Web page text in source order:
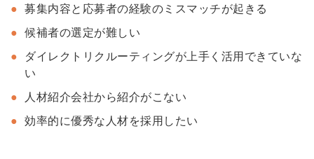
募集内容と応募者の経験のミスマッチが起きる
候補者の選定が難しい
ダイレクトリクルーティングが上手く活用できていな
い
人材紹介会社から紹介がこない
効率的に優秀な人材を採用したい